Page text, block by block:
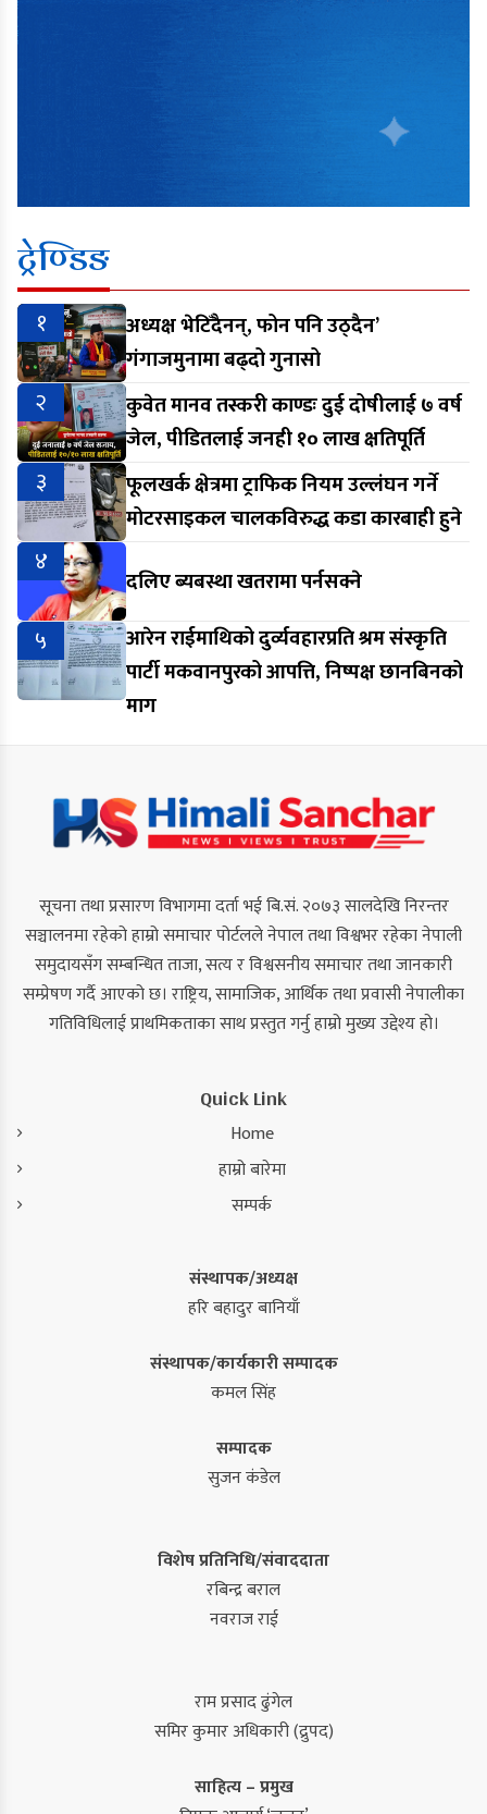
ट्रेण्डिङ
१
अध्यक्ष भेटिँदैनन्, फोन पनि उठ्दैन’
गंगाजमुनामा बढ्दो गुनासो
२
कुवेत मानव तस्करी काण्डः दुई दोषीलाई ७ वर्ष
जेल, पीडितलाई जनही १० लाख क्षतिपूर्ति
३
फूलखर्क क्षेत्रमा ट्राफिक नियम उल्लंघन गर्ने
मोटरसाइकल चालकविरुद्ध कडा कारबाही हुने
४
दलिए ब्यबस्था खतरामा पर्नसक्ने
५
आरेन राईमाथिको दुर्व्यवहारप्रति श्रम संस्कृति
पार्टी मकवानपुरको आपत्ति, निष्पक्ष छानबिनको
माग
सूचना तथा प्रसारण विभागमा दर्ता भई बि.सं. २०७३ सालदेखि निरन्तर
सञ्चालनमा रहेको हाम्रो समाचार पोर्टलले नेपाल तथा विश्वभर रहेका नेपाली
समुदायसँग सम्बन्धित ताजा, सत्य र विश्वसनीय समाचार तथा जानकारी
सम्प्रेषण गर्दै आएको छ। राष्ट्रिय, सामाजिक, आर्थिक तथा प्रवासी नेपालीका
गतिविधिलाई प्राथमिकताका साथ प्रस्तुत गर्नु हाम्रो मुख्य उद्देश्य हो।
Quick Link
Home
हाम्रो बारेमा
सम्पर्क
संस्थापक/अध्यक्ष
हरि बहादुर बानियाँ
संस्थापक/कार्यकारी सम्पादक
कमल सिंह
सम्पादक
सुजन कंडेल
विशेष प्रतिनिधि/संवाददाता
रबिन्द्र बराल
नवराज राई
राम प्रसाद ढुंगेल
समिर कुमार अधिकारी (द्रुपद)
साहित्य – प्रमुख